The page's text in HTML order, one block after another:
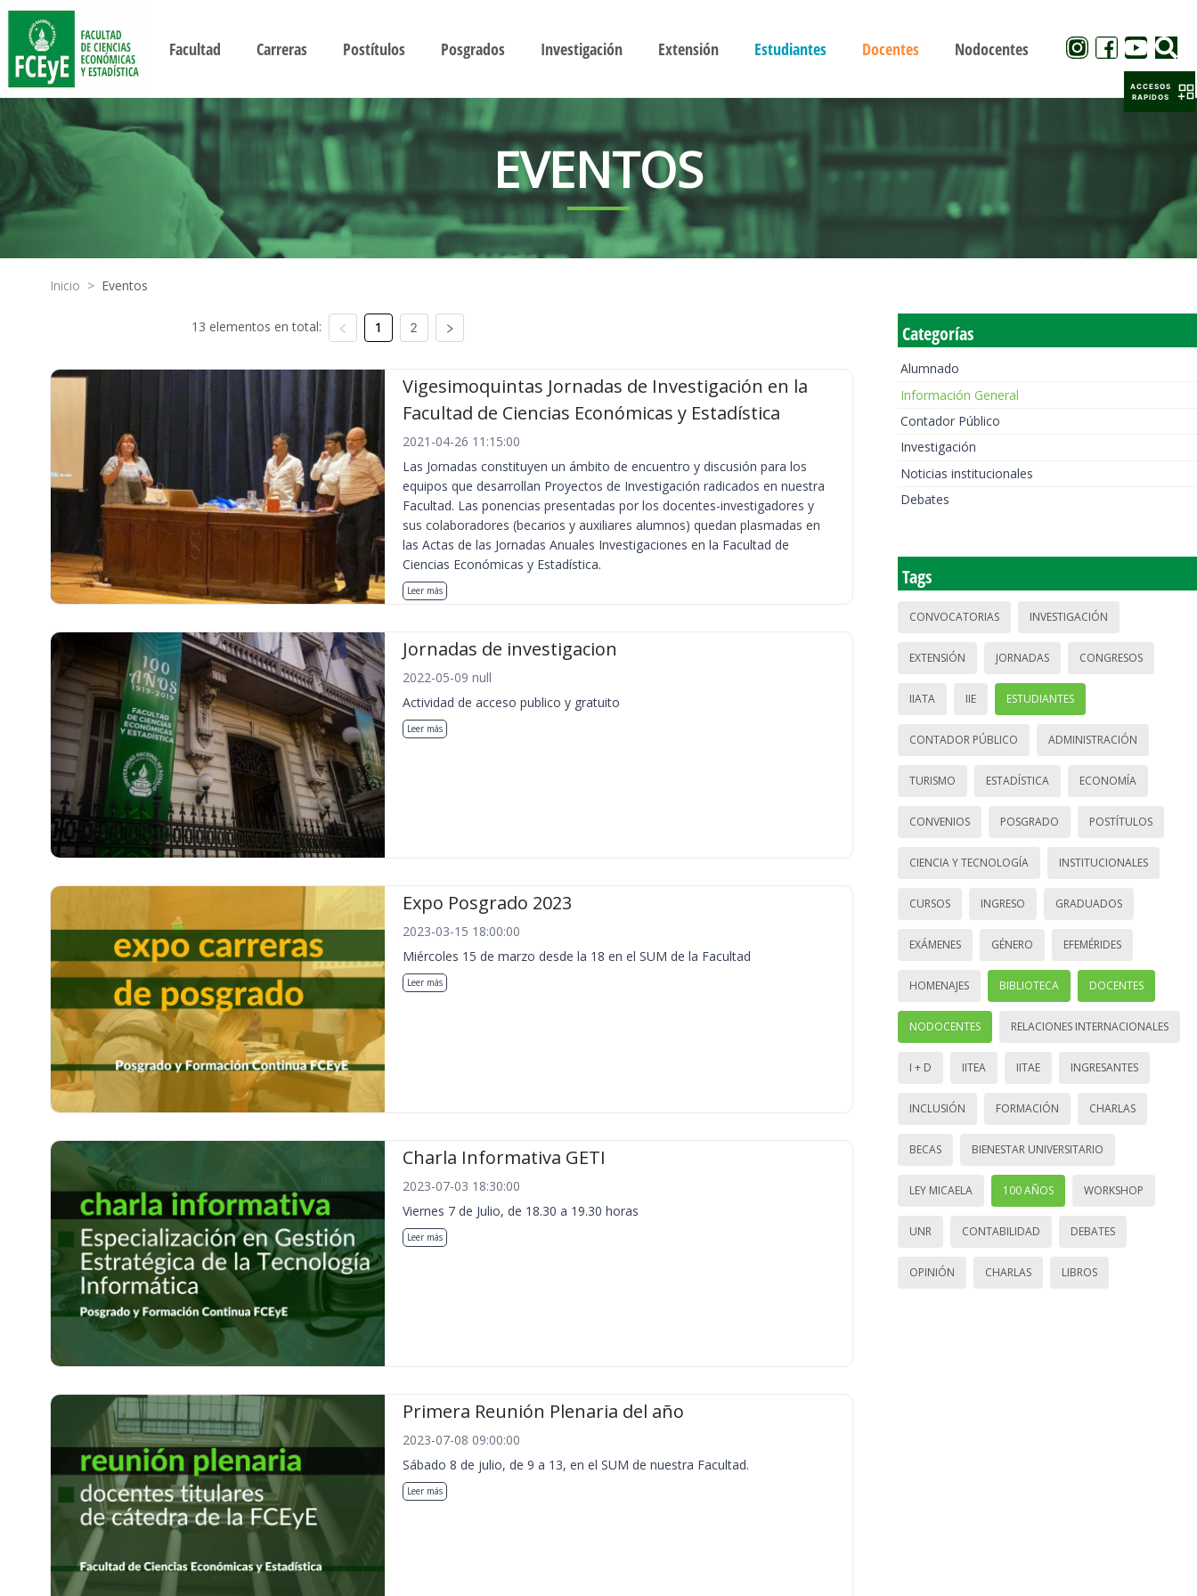
Facultad Carreras Postítulos Posgrados Investigación Extensión Estudiantes Docentes Nodocentes
EVENTOS
Inicio > Eventos
13 elementos en total: 1 2
Vigesimoquintas Jornadas de Investigación en la
Facultad de Ciencias Económicas y Estadística
2021-04-26 11:15:00
Las Jornadas constituyen un ámbito de encuentro y discusión para los
equipos que desarrollan Proyectos de Investigación radicados en nuestra
Facultad. Las ponencias presentadas por los docentes-investigadores y
sus colaboradores (becarios y auxiliares alumnos) quedan plasmadas en
las Actas de las Jornadas Anuales Investigaciones en la Facultad de
Ciencias Económicas y Estadística.
Leer más
Jornadas de investigacion
2022-05-09 null
Actividad de acceso publico y gratuito
Leer más
Expo Posgrado 2023
2023-03-15 18:00:00
Miércoles 15 de marzo desde la 18 en el SUM de la Facultad
Leer más
Charla Informativa GETI
2023-07-03 18:30:00
Viernes 7 de Julio, de 18.30 a 19.30 horas
Leer más
Primera Reunión Plenaria del año
2023-07-08 09:00:00
Sábado 8 de julio, de 9 a 13, en el SUM de nuestra Facultad.
Leer más
Categorías
Alumnado
Información General
Contador Público
Investigación
Noticias institucionales
Debates
Tags
CONVOCATORIAS INVESTIGACIÓN
EXTENSIÓN JORNADAS CONGRESOS
IIATA IIE ESTUDIANTES
CONTADOR PÚBLICO ADMINISTRACIÓN
TURISMO ESTADÍSTICA ECONOMÍA
CONVENIOS POSGRADO POSTÍTULOS
CIENCIA Y TECNOLOGÍA INSTITUCIONALES
CURSOS INGRESO GRADUADOS
EXÁMENES GÉNERO EFEMÉRIDES
HOMENAJES BIBLIOTECA DOCENTES
NODOCENTES RELACIONES INTERNACIONALES
I + D IITEA IITAE INGRESANTES
INCLUSIÓN FORMACIÓN CHARLAS
BECAS BIENESTAR UNIVERSITARIO
LEY MICAELA 100 AÑOS WORKSHOP
UNR CONTABILIDAD DEBATES
OPINIÓN CHARLAS LIBROS
ACCESOS
RAPIDOS